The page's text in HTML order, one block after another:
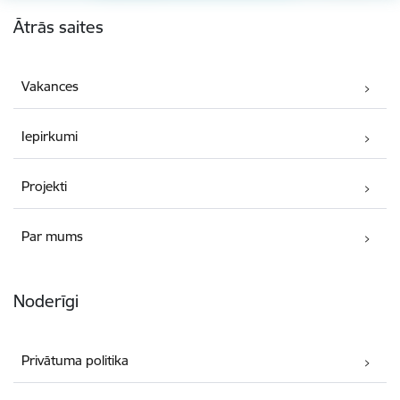
Ātrās saites
Vakances
Iepirkumi
Projekti
Par mums
Noderīgi
Privātuma politika